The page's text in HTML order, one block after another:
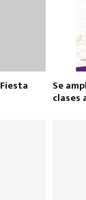
Se
clases